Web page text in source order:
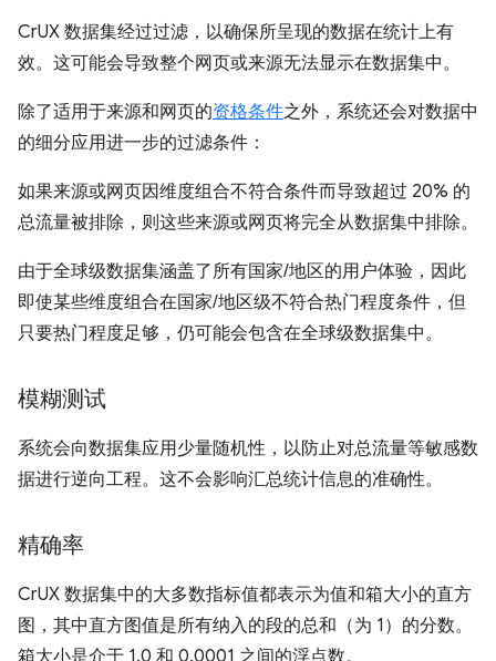
CrUX 数据集经过过滤，以确保所呈现的数据在统计上有
效。这可能会导致整个网页或来源无法显示在数据集中。
除了适用于来源和网页的资格条件之外，系统还会对数据中
的细分应用进一步的过滤条件：
如果来源或网页因维度组合不符合条件而导致超过 20% 的
总流量被排除，则这些来源或网页将完全从数据集中排除。
由于全球级数据集涵盖了所有国家/地区的用户体验，因此
即使某些维度组合在国家/地区级不符合热门程度条件，但
只要热门程度足够，仍可能会包含在全球级数据集中。
模糊测试
系统会向数据集应用少量随机性，以防止对总流量等敏感数
据进行逆向工程。这不会影响汇总统计信息的准确性。
精确率
CrUX 数据集中的大多数指标值都表示为值和箱大小的直方
图，其中直方图值是所有纳入的段的总和（为 1）的分数。
箱大小是介于 1.0 和 0.0001 之间的浮点数。